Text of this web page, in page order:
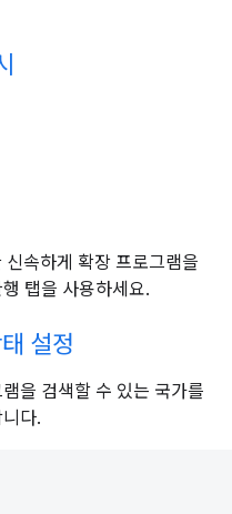
속하게 확장 프로그램을
탭을 사용하세요.
설정
을 검색할 수 있는 국가를
다.